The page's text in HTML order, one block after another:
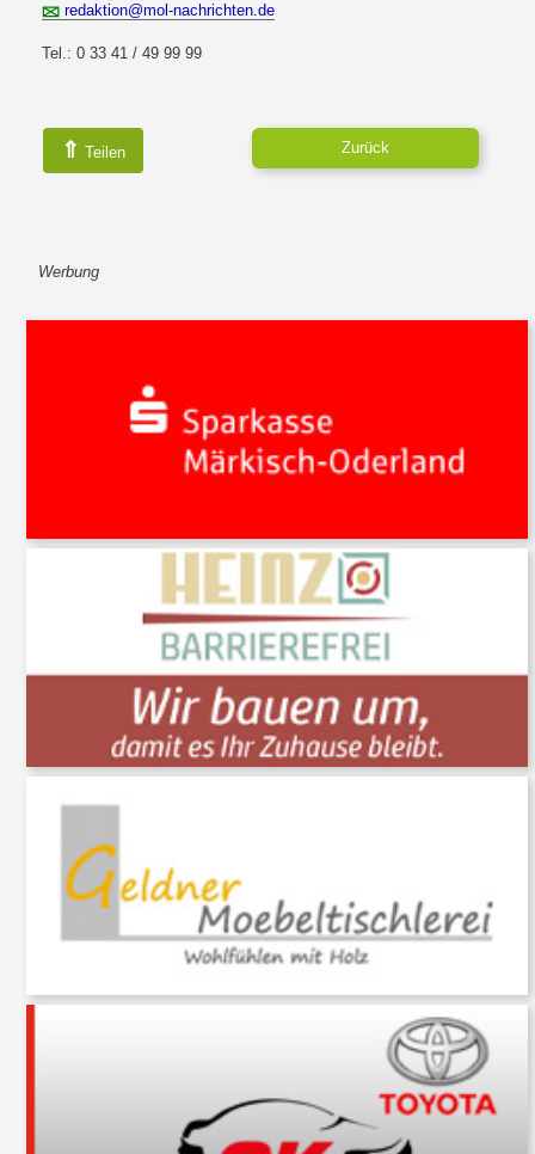
redaktion@mol-nachrichten.de
Tel.: 0 33 41 / 49 99 99
⇑ Teilen Zurück
Werbung